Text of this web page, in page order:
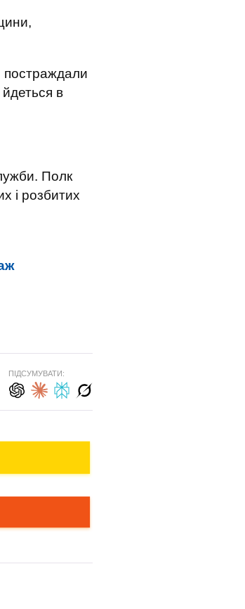
постраждали
йдеться в
Полк
і розбитих
ПІДСУМУВАТИ: